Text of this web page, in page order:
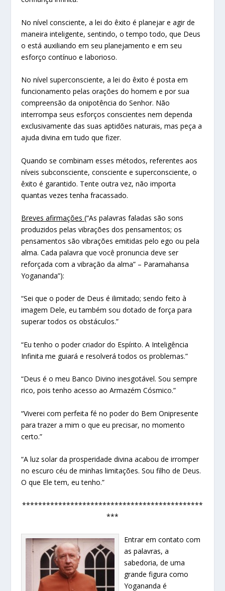
No nível consciente, a lei do êxito é planejar e agir de
maneira inteligente, sentindo, o tempo todo, que Deus
o está auxiliando em seu planejamento e em seu
esforço contínuo e laborioso.
No nível superconsciente, a lei do êxito é posta em
funcionamento pelas orações do homem e por sua
compreensão da onipotência do Senhor. Não
interrompa seus esforços conscientes nem dependa
exclusivamente das suas aptidões naturais, mas peça a
ajuda divina em tudo que fizer.
Quando se combinam esses métodos, referentes aos
níveis subconsciente, consciente e superconsciente, o
êxito é garantido. Tente outra vez, não importa
quantas vezes tenha fracassado.
Breves afirmações(“As palavras faladas são sons
produzidos pelas vibrações dos pensamentos; os
pensamentos são vibrações emitidas pelo ego ou pela
alma. Cada palavra que você pronuncia deve ser
reforçada com a vibração da alma” – Paramahansa
Yogananda”):
“Sei que o poder de Deus é ilimitado; sendo feito à
imagem Dele, eu também sou dotado de força para
superar todos os obstáculos.”
“Eu tenho o poder criador do Espírito. A Inteligência
Infinita me guiará e resolverá todos os problemas.”
“Deus é o meu Banco Divino inesgotável. Sou sempre
rico, pois tenho acesso ao Armazém Cósmico.”
“Viverei com perfeita fé no poder do Bem Onipresente
para trazer a mim o que eu precisar, no momento
certo.”
“A luz solar da prosperidade divina acabou de irromper
no escuro céu de minhas limitações. Sou filho de Deus.
O que Ele tem, eu tenho.”
*********************************************
***
Entrar em contato com
as palavras, a
sabedoria, de uma
grande figura como
Yogananda é